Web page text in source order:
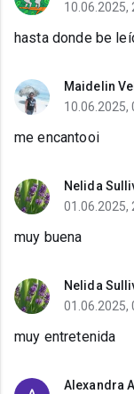
10.06.2025,
hasta donde be
Maidelin
10.06.2025,
me encantooi
Nelida
01.06.2025,
muy buena
Nelida
01.06.2025,
muy entretenida
Alexandra